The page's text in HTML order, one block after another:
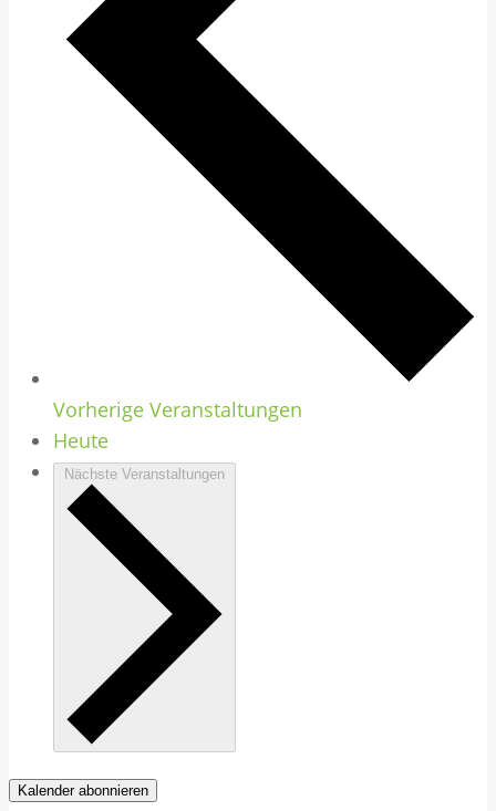
Vorherige Veranstaltungen
Heute
Nächste Veranstaltungen
Kalender abonnieren